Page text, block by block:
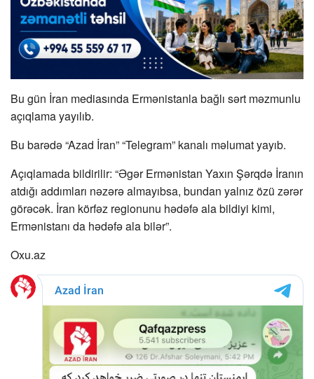
Bu gün İran mediasında Ermənistanla bağlı sərt məzmunlu
açıqlama yayılıb.
Bu barədə “Azad İran” “Telegram” kanalı məlumat yayıb.
Açıqlamada bildirilir: “Əgər Ermənistan Yaxın Şərqdə İranın
atdığı addımları nəzərə almayıbsa, bundan yalnız özü zərər
görəcək. İran körfəz regionunu hədəfə ala bildiyi kimi,
Ermənistanı da hədəfə ala bilər”.
Oxu.az